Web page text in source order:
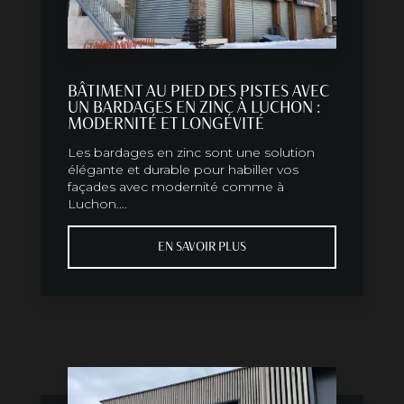
BÂTIMENT AU PIED DES PISTES AVEC
UN BARDAGES EN ZINC À LUCHON :
MODERNITÉ ET LONGÉVITÉ
Les bardages en zinc sont une solution
élégante et durable pour habiller vos
façades avec modernité comme à
Luchon....
EN SAVOIR PLUS